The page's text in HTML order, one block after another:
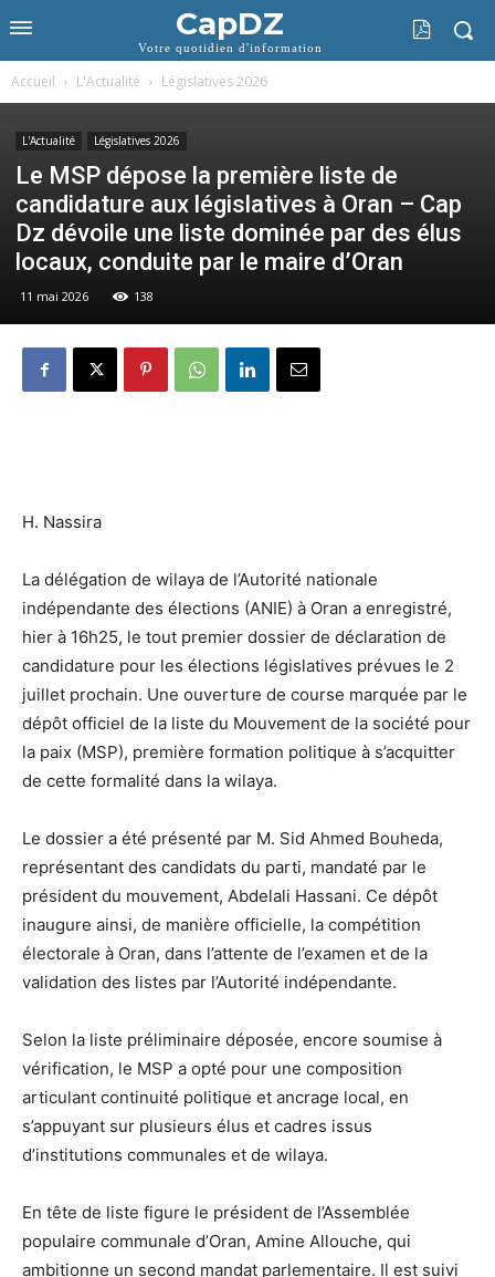
CapDZ
Votre quotidien d'information
Accueil L'Actualité Législatives 2026
L'Actualité Législatives 2026
Le MSP dépose la première liste de
candidature aux législatives à Oran – Cap
Dz dévoile une liste dominée par des élus
locaux, conduite par le maire d’Oran
11 mai 2026 138
H. Nassira
La délégation de wilaya de l’Autorité nationale
indépendante des élections (ANIE) à Oran a enregistré,
hier à 16h25, le tout premier dossier de déclaration de
candidature pour les élections législatives prévues le 2
juillet prochain. Une ouverture de course marquée par le
dépôt officiel de la liste du Mouvement de la société pour
la paix (MSP), première formation politique à s’acquitter
de cette formalité dans la wilaya.
Le dossier a été présenté par M. Sid Ahmed Bouheda,
représentant des candidats du parti, mandaté par le
président du mouvement, Abdelali Hassani. Ce dépôt
inaugure ainsi, de manière officielle, la compétition
électorale à Oran, dans l’attente de l’examen et de la
validation des listes par l’Autorité indépendante.
Selon la liste préliminaire déposée, encore soumise à
vérification, le MSP a opté pour une composition
articulant continuité politique et ancrage local, en
s’appuyant sur plusieurs élus et cadres issus
d’institutions communales et de wilaya.
En tête de liste figure le président de l’Assemblée
populaire communale d’Oran, Amine Allouche, qui
ambitionne un second mandat parlementaire. Il est suivi